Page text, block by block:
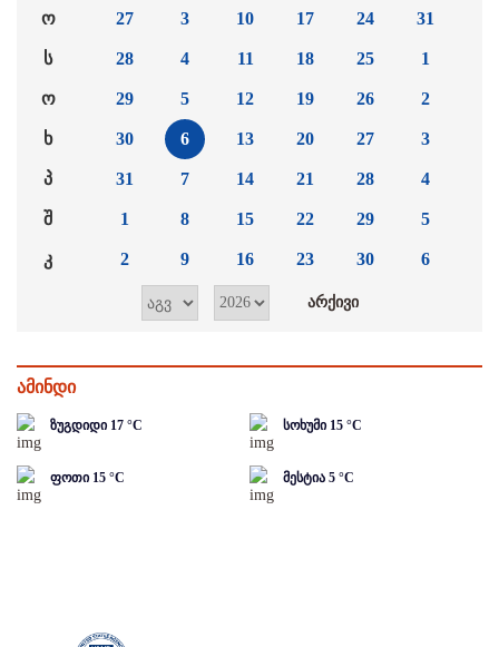
ო
ს
ო
ხ
პ
შ
კ
27
28
29
30
31
1
2
3
4
5
6
7
8
9
10
11
12
13
14
15
16
17
18
19
20
21
22
23
24
25
26
27
28
29
30
31
1
2
3
4
5
6
ამინდი
ზუგდიდი 17 °C სოხუმი 15 °C
ფოთი 15 °C მესტია 5 °C